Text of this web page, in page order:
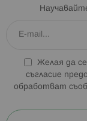
Желая да
съгласие
обработват